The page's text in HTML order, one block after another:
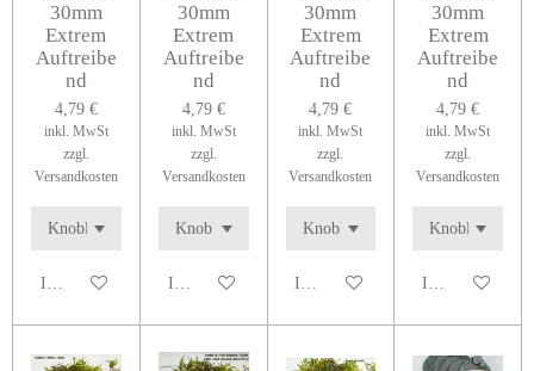
30mm
Extrem
Auftreibe
nd
4,79 €
inkl. MwSt
zzgl.
Versandkosten
In den Warenkorb
30mm
Extrem
Auftreibe
nd
4,79 €
inkl. MwSt
zzgl.
Versandkosten
In den Warenkorb
30mm
Extrem
Auftreibe
nd
4,79 €
inkl. MwSt
zzgl.
Versandkosten
In den Warenkorb
30mm
Extrem
Auftreibe
nd
4,79 €
inkl. MwSt
zzgl.
Versandkosten
In den